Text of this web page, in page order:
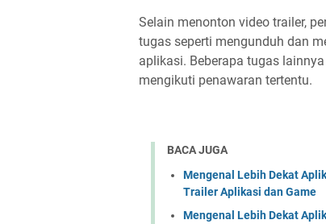
Selain menonton video trailer,
tugas seperti mengunduh dan
aplikasi. Beberapa tugas
mengikuti penawaran tertentu.
BACA JUGA
Mengenal Lebih Dekat
Trailer Aplikasi dan Game
Mengenal Lebih Dekat